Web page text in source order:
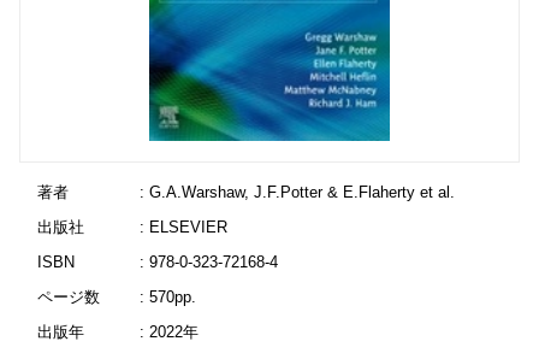
著者
: G.A.Warshaw, J.F.Potter & E.Flaherty et al.
出版社
: ELSEVIER
ISBN
: 978-0-323-72168-4
ページ数
: 570pp.
出版年
: 2022年